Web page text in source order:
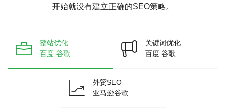
开始就没有建立正确的SEO策略。
整站优化
百度 谷歌
关键词优化
百度 谷歌
外贸SEO
亚马逊谷歌